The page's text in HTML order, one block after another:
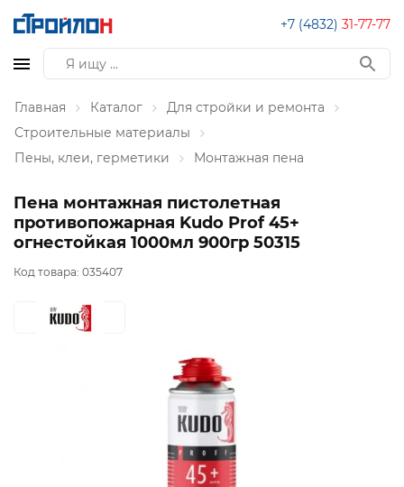
+7 (4832) 31-77-77
Главная Каталог
Для стройки и ремонта
Строительные материалы
Пены, клеи, герметики
Монтажная пена
Пена монтажная пистолетная
противопожарная Kudo Prof 45+
огнестойкая 1000мл 900гр 50315
Код товара: 035407